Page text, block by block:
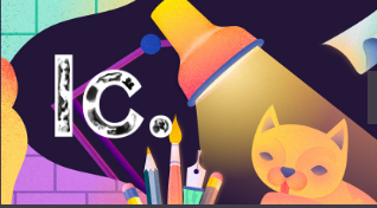
Illustratörcentrum